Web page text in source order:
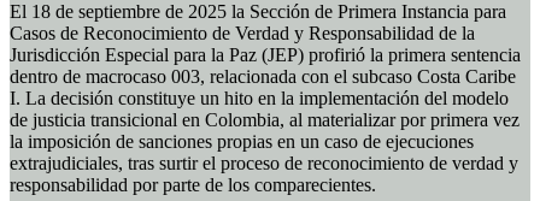
El 18 de septiembre de 2025 la Sección de Primera Instancia para
Casos de Reconocimiento de Verdad y Responsabilidad de la
Jurisdicción Especial para la Paz (JEP) profirió la primera sentencia
dentro de macrocaso 003, relacionada con el subcaso Costa Caribe
I. La decisión constituye un hito en la implementación del modelo
de justicia transicional en Colombia, al materializar por primera vez
la imposición de sanciones propias en un caso de ejecuciones
extrajudiciales, tras surtir el proceso de reconocimiento de verdad y
responsabilidad por parte de los comparecientes.